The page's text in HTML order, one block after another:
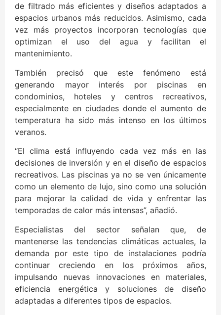
de filtrado más eficientes y diseños adaptados a
espacios urbanos más reducidos. Asimismo, cada
vez más proyectos incorporan tecnologías que
optimizan el uso del agua y facilitan el
mantenimiento.
También precisó que este fenómeno está
generando mayor interés por piscinas en
condominios, hoteles y centros recreativos,
especialmente en ciudades donde el aumento de
temperatura ha sido más intenso en los últimos
veranos.
“El clima está influyendo cada vez más en las
decisiones de inversión y en el diseño de espacios
recreativos. Las piscinas ya no se ven únicamente
como un elemento de lujo, sino como una solución
para mejorar la calidad de vida y enfrentar las
temporadas de calor más intensas”, añadió.
Especialistas del sector señalan que, de
mantenerse las tendencias climáticas actuales, la
demanda por este tipo de instalaciones podría
continuar creciendo en los próximos años,
impulsando nuevas innovaciones en materiales,
eficiencia energética y soluciones de diseño
adaptadas a diferentes tipos de espacios.